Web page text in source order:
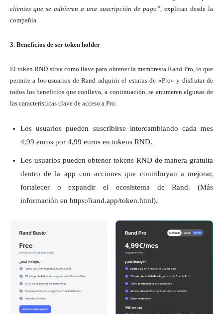
clientes que se adhieren a una suscripción de pago”, explican desde la
compañía.
3. Beneficios de ser token holder
El token RND sirve como llave para obtener la membresía Rand Pro, lo que
permite a los usuarios de Rand adquirir el estatus de «Pro» y disfrutar de
todos los beneficios que conlleva, a continuación, se enumeran algunas de
las características clave de acceso a Pro:
Los usuarios pueden suscribirse intercambiando cada mes
4,99 euros por 4,99 euros en tokens RND.
Los usuarios pueden obtener tokens RND de manera gratuita
dentro de la app con acciones que contribuyan a mejorar,
fortalecer o expandir el ecosistema de Rand. (Más
información en https://rand.app/token.html).